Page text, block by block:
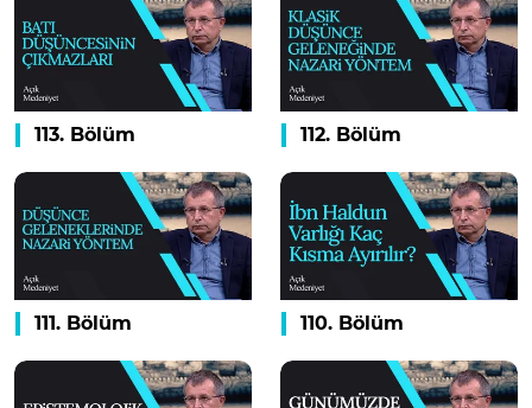
113. Bölüm 112. Bölüm
111. Bölüm 110. Bölüm